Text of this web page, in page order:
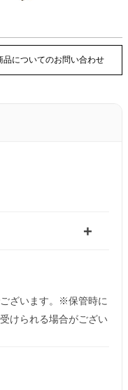
品についてのお問い合わせ
ざいます。※保管時に
けられる場合がござい